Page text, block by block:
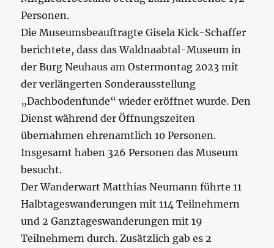
Personen.
Die Museumsbeauftragte Gisela Kick-Schaffer
berichtete, dass das Waldnaabtal-Museum in
der Burg Neuhaus am Ostermontag 2023 mit
der verlängerten Sonderausstellung
„Dachbodenfunde“ wieder eröffnet wurde. Den
Dienst während der Öffnungszeiten
übernahmen ehrenamtlich 10 Personen.
Insgesamt haben 326 Personen das Museum
besucht.
Der Wanderwart Matthias Neumann führte 11
Halbtageswanderungen mit 114 Teilnehmern
und 2 Ganztageswanderungen mit 19
Teilnehmern durch. Zusätzlich gab es 2